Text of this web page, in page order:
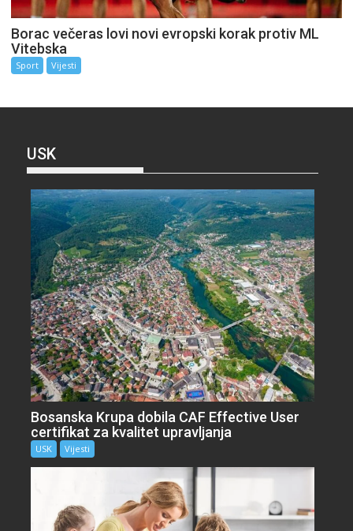
Borac večeras lovi novi evropski korak protiv ML
Vitebska
Sport Vijesti
USK
Bosanska Krupa dobila CAF Effective User
certifikat za kvalitet upravljanja
USK Vijesti